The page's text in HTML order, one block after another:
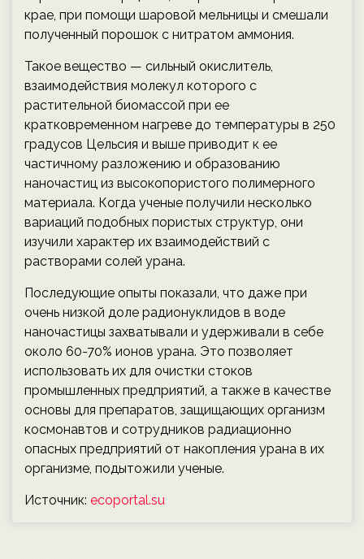
крае, при помощи шаровой мельницы и смешали
полученный порошок с нитратом аммония.
Такое вещество — сильный окислитель,
взаимодействия молекул которого с
растительной биомассой при ее
кратковременном нагреве до температуры в 250
градусов Цельсия и выше приводит к ее
частичному разложению и образованию
наночастиц из высокопористого полимерного
материала. Когда ученые получили несколько
вариаций подобных пористых структур, они
изучили характер их взаимодействий с
растворами солей урана.
Последующие опыты показали, что даже при
очень низкой доле радионуклидов в воде
наночастицы захватывали и удерживали в себе
около 60-70% ионов урана. Это позволяет
использовать их для очистки стоков
промышленных предприятий, а также в качестве
основы для препаратов, защищающих организм
космонавтов и сотрудников радиационно
опасных предприятий от накопления урана в их
организме, подытожили ученые.
Источник: ecoportal.su